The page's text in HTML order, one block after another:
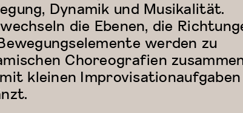
Dynamik und Musikalität.
die Ebenen, die
werden zu
Choreografien
kleinen Improvisationaufgaben